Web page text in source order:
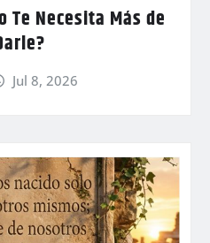
Te Necesita Más de
Jul 8, 2026